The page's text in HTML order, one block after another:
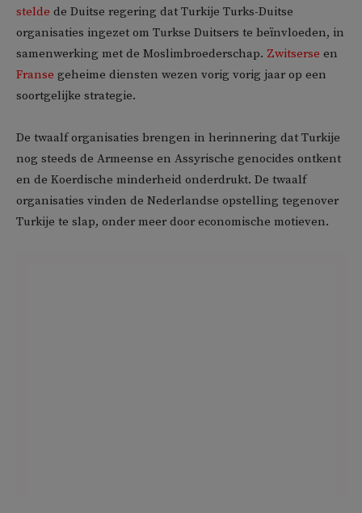
stelde de Duitse regering dat Turkije Turks-Duitse
organisaties ingezet om Turkse Duitsers te beïnvloeden, in
samenwerking met de Moslimbroederschap. Zwitserse en
Franse geheime diensten wezen vorig vorig jaar op een
soortgelijke strategie.
De twaalf organisaties brengen in herinnering dat Turkije
nog steeds de Armeense en Assyrische genocides ontkent
en de Koerdische minderheid onderdrukt. De twaalf
organisaties vinden de Nederlandse opstelling tegenover
Turkije te slap, onder meer door economische motieven.